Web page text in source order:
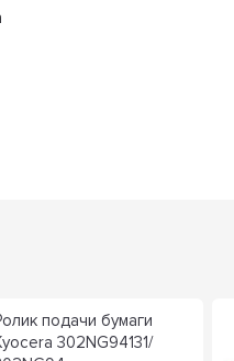
подачи бумаги
302NG94131/